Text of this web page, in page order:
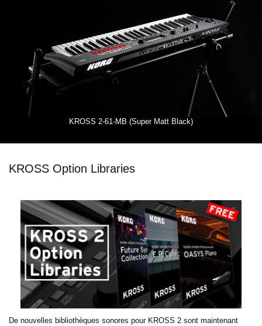
KROSS 2-61-MB (Super Matt Black)
KROSS Option Libraries
De nouvelles bibliothèques sonores pour KROSS 2 sont maintenant